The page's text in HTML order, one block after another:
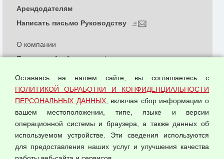
© 2026 ООО "Феникс"
О компании
Политика обработки и конфиденциальности
Согласием на обработку персональных данных
Оферта оптовой купли-продажи
Публичная оферта
Арендодателям
Написать письмо Руководству
Оставаясь на нашем сайте, вы соглашаетесь с
ПОЛИТИКОЙ ОБРАБОТКИ И КОНФИДЕНЦИАЛЬНОСТИ
ПЕРСОНАЛЬНЫХ ДАННЫХ, включая сбор информации о
вашем местоположении, типе, языке и версии
операционной системы и браузера, а также данных об
используемом устройстве. Эти сведения используются
для предоставления наших услуг и улучшения качества